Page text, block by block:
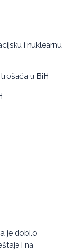
i nuklearnu
u BiH
je dobilo
i na